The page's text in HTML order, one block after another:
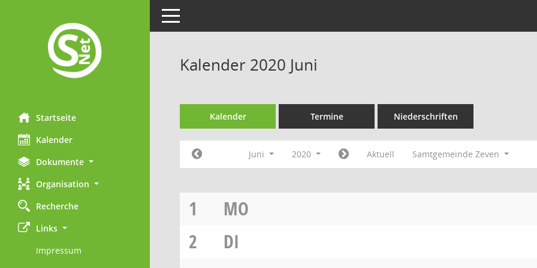
Startseite
Kalender
Dokumente
Organisation
Recherche
Links
Impressum
Toggle navigation
Kalender 2020 Juni
Kalender Termine Niederschriften
Juni 2020 Aktuell Samtgemeinde Zeven
1
MO
2
DI